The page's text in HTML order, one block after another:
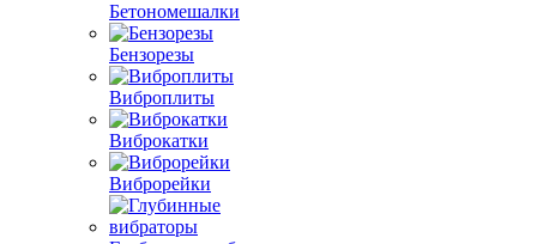
Бетономешалки
Бензорезы
Виброплиты
Виброкатки
Виброрейки